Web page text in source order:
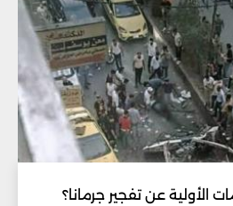
الأولية عن تفجير جرمانا؟